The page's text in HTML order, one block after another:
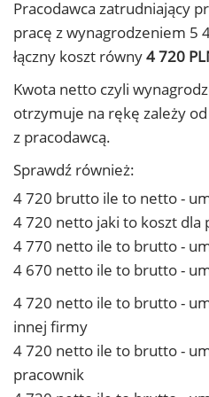
Pracodawca zatrudniający
pracę z wynagrodzeniem 5
łączny koszt równy4 720
Kwota netto czyli
otrzymuje na rękę zależy
z pracodawcą.
Sprawdź również:
4 720 brutto ile to netto -
4 720 netto jaki to koszt dla
4 770 netto ile to brutto -
4 670 netto ile to brutto -
4 720 netto ile to brutto -
innej firmy
4 720 netto ile to brutto -
pracownik